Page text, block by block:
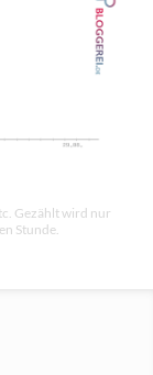
Gezählt wird nur
Stunde.